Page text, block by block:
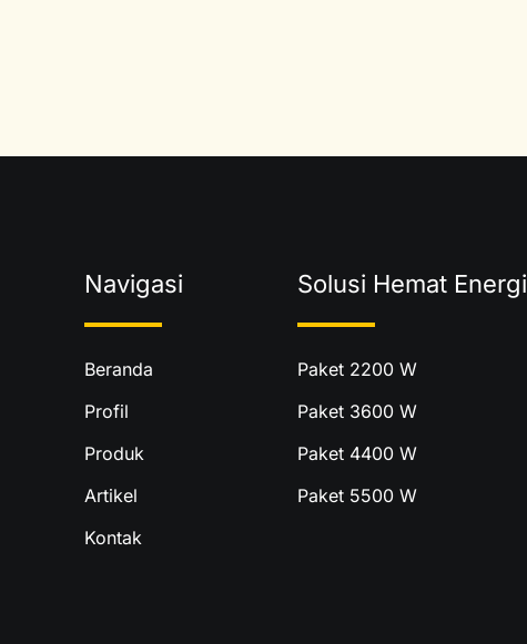
Navigasi
Beranda
Profil
Produk
Artikel
Kontak
Solusi Hemat Energi
Paket 2200 W
Paket 3600 W
Paket 4400 W
Paket 5500 W